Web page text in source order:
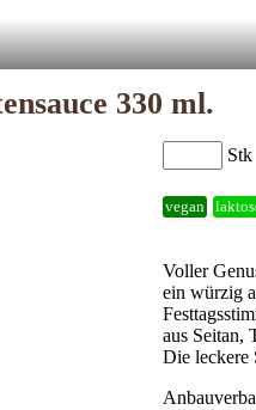
330 ml.
Stk
vegan
Voller
ein würzig
aus Seitan,
Die leckere